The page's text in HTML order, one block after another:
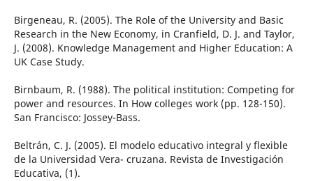
Birgeneau, R. (2005). The Role of the University and Basic
Research in the New Economy, in Cranfield, D. J. and Taylor,
J. (2008). Knowledge Management and Higher Education: A
UK Case Study.
Birnbaum, R. (1988). The political institution: Competing for
power and resources. In How colleges work (pp. 128-150).
San Francisco: Jossey-Bass.
Beltrán, C. J. (2005). El modelo educativo integral y flexible
de la Universidad Vera- cruzana. Revista de Investigación
Educativa, (1).